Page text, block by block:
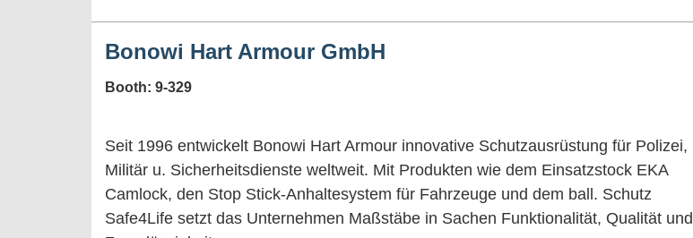
Bonowi Hart Armour GmbH
Booth: 9-329
Seit 1996 entwickelt Bonowi Hart Armour innovative Schutzausrüstung für Polizei,
Militär u. Sicherheitsdienste weltweit. Mit Produkten wie dem Einsatzstock EKA
Camlock, den Stop Stick-Anhaltesystem für Fahrzeuge und dem ball. Schutz
Safe4Life setzt das Unternehmen Maßstäbe in Sachen Funktionalität, Qualität und